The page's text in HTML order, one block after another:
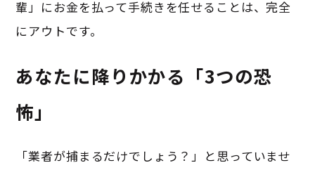
輩」にお金を払って手続きを任せることは、完全
にアウトです。
あなたに降りかかる「3つの恐
怖」
「業者が捕まるだけでしょう？」と思っていませ